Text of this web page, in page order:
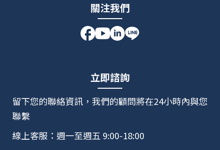
關注我們
立即諮詢
留下您的聯絡資訊，我們的顧問將在24小時內與您
聯繫
線上客服：週一至週五 9:00-18:00